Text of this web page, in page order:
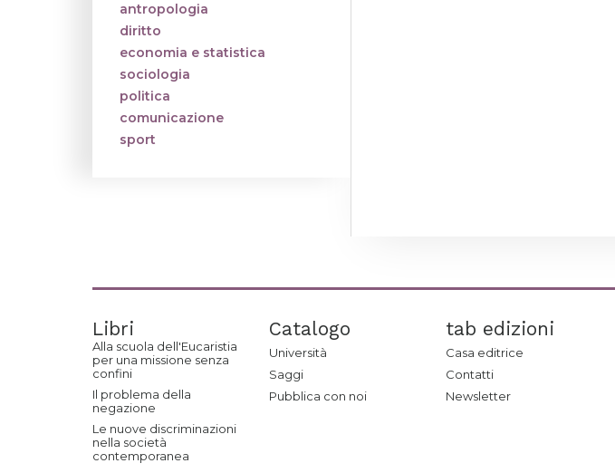
antropologia
diritto
economia e statistica
sociologia
politica
comunicazione
sport
Libri
Alla scuola dell'Eucaristia
per una missione senza
confini
Il problema della
negazione
Le nuove discriminazioni
nella società
contemporanea
Catalogo
Università
Saggi
Pubblica con noi
tab edizioni
Casa editrice
Contatti
Newsletter